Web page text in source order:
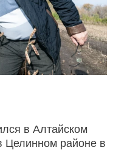
в Алтайском
Целинном районе в